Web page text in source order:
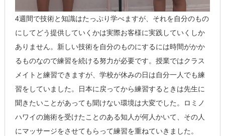
4週間で技術と知識はたっぷり学べますが、それを自分のもの
にしてどう提供していくかは実際お客様に実践していくしか
ありません。新しい技術を自分のものにするには時間がかか
るものなので練習を続ける努力が必要です。授業ではクラス
メイトと練習できますが、学校が休みの日は自分一人でも練
習をしていました。日本に戻ってから練習するときは先生に
聞きたいことがあっても聞けない環境は大変でした。ロミノ
ハワイの施術を受けたことのある知人が何人かいて、その人
にマッサージをさせてもらって練習を重ねていきました。